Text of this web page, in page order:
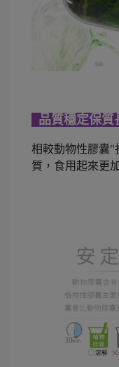
品質穩定保質
相較動物性膠囊"
質，食用起來更